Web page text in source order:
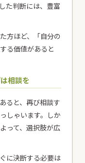
た判断には、豊富
方ほど、「自分の
る価値があると
相談を
ると、再び相談す
しゃいます。しか
って、選択肢が広
に決断する必要は